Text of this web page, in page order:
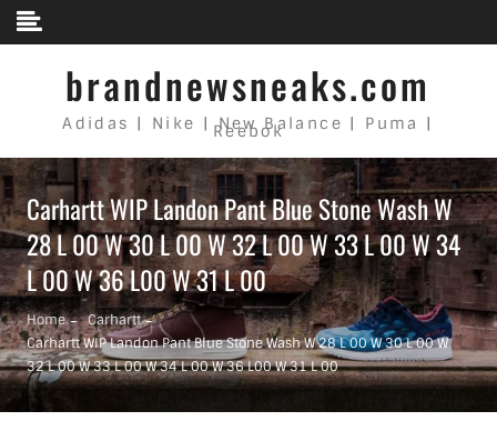
Skip to content
brandnewsneaks.com
Adidas | Nike | New Balance | Puma |
Reebok
Carhartt WIP Landon Pant Blue Stone Wash W
28 L 00 W 30 L 00 W 32 L 00 W 33 L 00 W 34
L 00 W 36 L00 W 31 L 00
Home
Carhartt
Carhartt WIP Landon Pant Blue Stone Wash W 28 L 00 W 30 L 00 W
32 L 00 W 33 L 00 W 34 L 00 W 36 L00 W 31 L 00